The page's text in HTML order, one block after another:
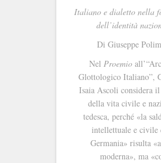
Italiano e dialetto nella
dell’identità
Di Giuseppe
Nel Proemio
Glottologico Italiano”,
Isaia Ascoli considera
della vita civile e
tedesca, perché «la
intellettuale e civile
Germania» risulta
moderna», ma